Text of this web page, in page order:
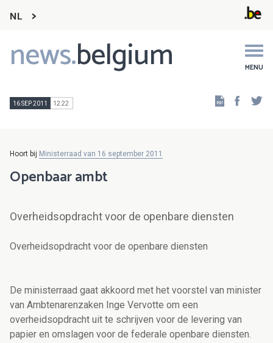
NL
news.belgium MENU
Main
navigation
16 SEP 2011 12:22
Hoort bij Ministerraad van 16 september 2011
Openbaar ambt
Overheidsopdracht voor de openbare diensten
Overheidsopdracht voor de openbare diensten
De ministerraad gaat akkoord met het voorstel van minister
van Ambtenarenzaken Inge Vervotte om een
overheidsopdracht uit te schrijven voor de levering van
papier en omslagen voor de federale openbare diensten.